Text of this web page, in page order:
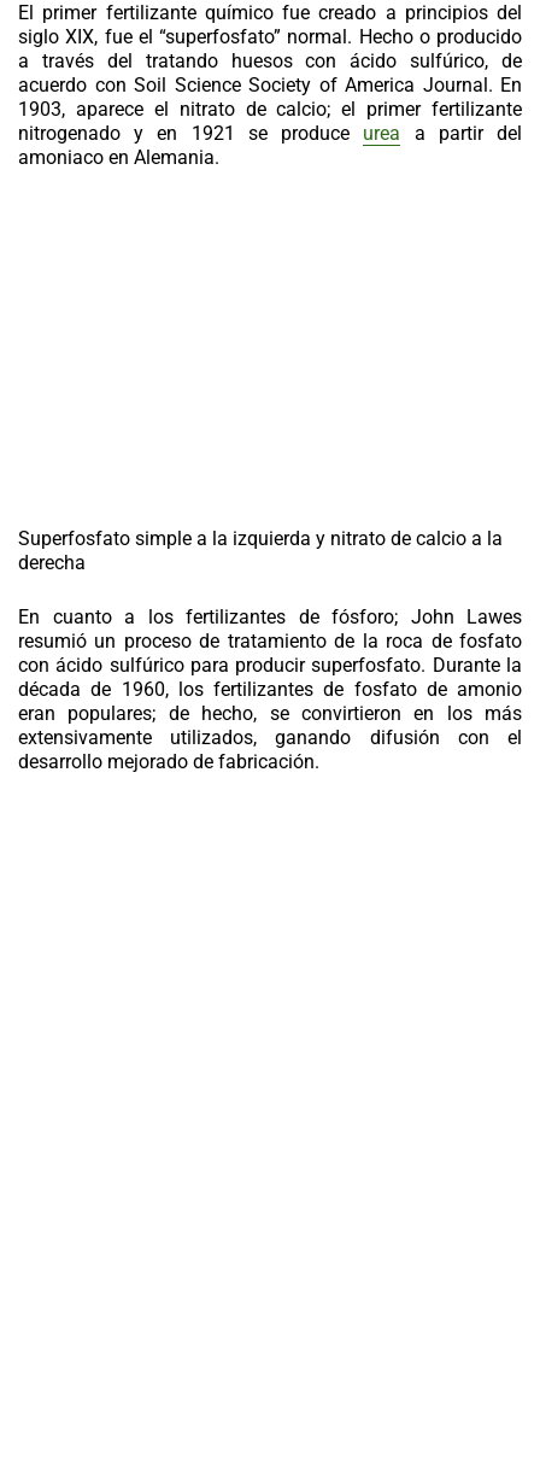
El primer fertilizante químico fue creado a principios del
siglo XIX, fue el “superfosfato” normal. Hecho o producido
a través del tratando huesos con ácido sulfúrico, de
acuerdo con Soil Science Society of America Journal. En
1903, aparece el nitrato de calcio; el primer fertilizante
nitrogenado y en 1921 se produce urea a partir del
amoniaco en Alemania.
Superfosfato simple a la izquierda y nitrato de calcio a la
derecha
En cuanto a los fertilizantes de fósforo; John Lawes
resumió un proceso de tratamiento de la roca de fosfato
con ácido sulfúrico para producir superfosfato. Durante la
década de 1960, los fertilizantes de fosfato de amonio
eran populares; de hecho, se convirtieron en los más
extensivamente utilizados, ganando difusión con el
desarrollo mejorado de fabricación.